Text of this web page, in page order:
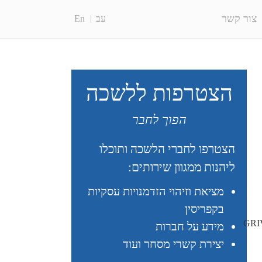
En עב צור קשר
הצטרפות ללשכה
הפוך לחבר
הצטרפו לחברי הלשכה ותוכלו
ליהנות ממגוון שירותים:
מציאת וזיהוי הזדמנויות עסקיות
בקפריסין
מידע על חברות
יצירת קשרי מסחר ועוד